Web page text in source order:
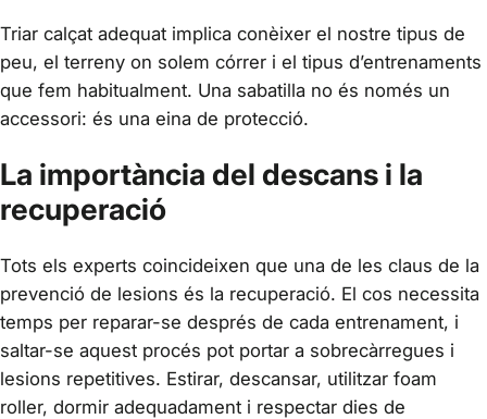
Triar calçat adequat implica conèixer el nostre tipus de
peu, el terreny on solem córrer i el tipus d’entrenaments
que fem habitualment. Una sabatilla no és només un
accessori: és una eina de protecció.
La importància del descans i la
recuperació
Tots els experts coincideixen que una de les claus de la
prevenció de lesions és la recuperació. El cos necessita
temps per reparar-se després de cada entrenament, i
saltar-se aquest procés pot portar a sobrecàrregues i
lesions repetitives. Estirar, descansar, utilitzar foam
roller, dormir adequadament i respectar dies de